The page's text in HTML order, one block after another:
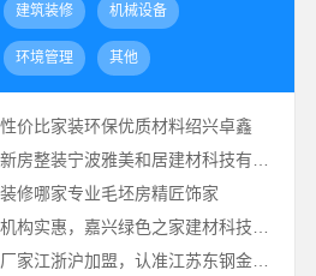
建筑装修 机械设备
环境管理 其他
价比家装环保优质材料绍兴卓鑫
修哪家专业毛坯房精匠饰家
不锈钢浴室柜厂家江浙沪加盟，认准江苏东钢金属科技有限公司